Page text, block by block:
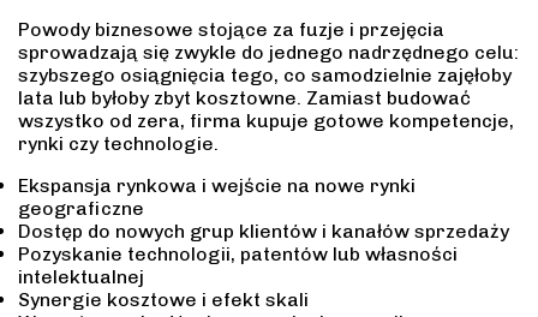
Powody biznesowe stojące za fuzje i przejęcia
sprowadzają się zwykle do jednego nadrzędnego celu:
szybszego osiągnięcia tego, co samodzielnie zajęłoby
lata lub byłoby zbyt kosztowne. Zamiast budować
wszystko od zera, firma kupuje gotowe kompetencje,
rynki czy technologie.
Ekspansja rynkowa i wejście na nowe rynki
geograficzne
Dostęp do nowych grup klientów i kanałów sprzedaży
Pozyskanie technologii, patentów lub własności
intelektualnej
Synergie kosztowe i efekt skali